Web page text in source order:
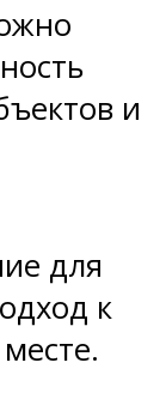
и
для
к